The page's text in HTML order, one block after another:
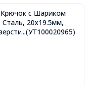
20x19.5мм,
2мм,
...(УТ100020965)